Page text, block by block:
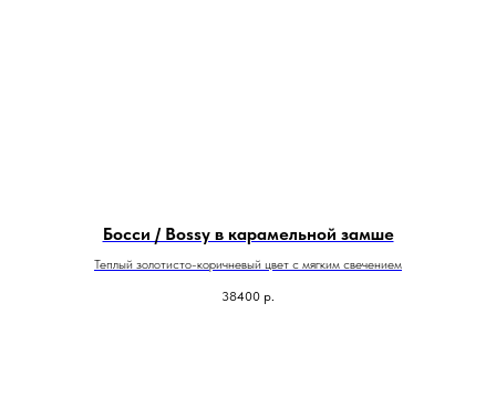
Босси / Bossy в карамельной замше
Теплый золотисто-коричневый цвет с мягким свечением
38400 р.